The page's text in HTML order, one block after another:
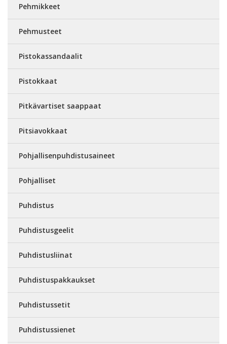
Pehmikkeet
Pehmusteet
Pistokassandaalit
Pistokkaat
Pitkävartiset saappaat
Pitsiavokkaat
Pohjallisenpuhdistusaineet
Pohjalliset
Puhdistus
Puhdistusgeelit
Puhdistusliinat
Puhdistuspakkaukset
Puhdistussetit
Puhdistussienet